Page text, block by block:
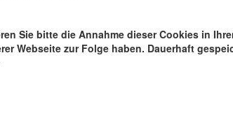
Sie bitte die Annahme dieser Cookies in
Webseite zur Folge haben. Dauerhaft